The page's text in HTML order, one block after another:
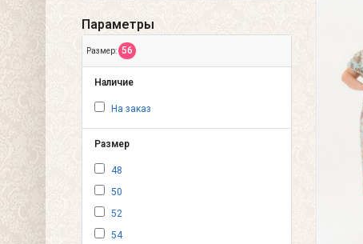
Параметры
Размер: 56
Наличие
На заказ
Размер
48
50
52
54